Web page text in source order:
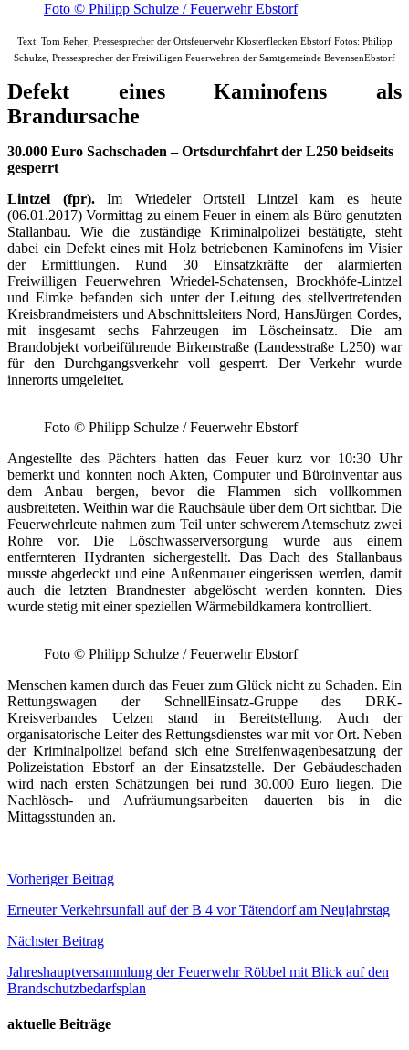
Foto © Philipp Schulze / Feuerwehr Ebstorf
Text: Tom Reher, Pressesprecher der Ortsfeuerwehr Klosterflecken Ebstorf Fotos: Philipp
Schulze, Pressesprecher der Freiwilligen Feuerwehren der Samtgemeinde BevensenEbstorf
Defekt eines Kaminofens als
Brandursache
30.000 Euro Sachschaden – Ortsdurchfahrt der L250 beidseits
gesperrt
Lintzel (fpr).Im Wriedeler Ortsteil Lintzel kam es heute
(06.01.2017) Vormittag zu einem Feuer in einem als Büro genutzten
Stallanbau. Wie die zuständige Kriminalpolizei bestätigte, steht
dabei ein Defekt eines mit Holz betriebenen Kaminofens im Visier
der Ermittlungen. Rund 30 Einsatzkräfte der alarmierten
Freiwilligen Feuerwehren Wriedel-Schatensen, Brockhöfe-Lintzel
und Eimke befanden sich unter der Leitung des stellvertretenden
Kreisbrandmeisters und Abschnittsleiters Nord, HansJürgen Cordes,
mit insgesamt sechs Fahrzeugen im Löscheinsatz. Die am
Brandobjekt vorbeiführende Birkenstraße (Landesstraße L250) war
für den Durchgangsverkehr voll gesperrt. Der Verkehr wurde
innerorts umgeleitet.
Foto © Philipp Schulze / Feuerwehr Ebstorf
Angestellte des Pächters hatten das Feuer kurz vor 10:30 Uhr
bemerkt und konnten noch Akten, Computer und Büroinventar aus
dem Anbau bergen, bevor die Flammen sich vollkommen
ausbreiteten. Weithin war die Rauchsäule über dem Ort sichtbar. Die
Feuerwehrleute nahmen zum Teil unter schwerem Atemschutz zwei
Rohre vor. Die Löschwasserversorgung wurde aus einem
entfernteren Hydranten sichergestellt. Das Dach des Stallanbaus
musste abgedeckt und eine Außenmauer eingerissen werden, damit
auch die letzten Brandnester abgelöscht werden konnten. Dies
wurde stetig mit einer speziellen Wärmebildkamera kontrolliert.
Foto © Philipp Schulze / Feuerwehr Ebstorf
Menschen kamen durch das Feuer zum Glück nicht zu Schaden. Ein
Rettungswagen der SchnellEinsatz-Gruppe des DRK-
Kreisverbandes Uelzen stand in Bereitstellung. Auch der
organisatorische Leiter des Rettungsdienstes war mit vor Ort. Neben
der Kriminalpolizei befand sich eine Streifenwagenbesatzung der
Polizeistation Ebstorf an der Einsatzstelle. Der Gebäudeschaden
wird nach ersten Schätzungen bei rund 30.000 Euro liegen. Die
Nachlösch- und Aufräumungsarbeiten dauerten bis in die
Mittagsstunden an.
Beitragsnavigation
Vorheriger Beitrag
Erneuter Verkehrsunfall auf der B 4 vor Tätendorf am Neujahrstag
Nächster Beitrag
Jahreshauptversammlung der Feuerwehr Röbbel mit Blick auf den
Brandschutzbedarfsplan
aktuelle Beiträge